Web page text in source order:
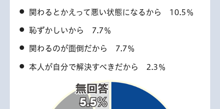
関わるとかえって悪い状態になるから 10.5％
恥ずかしいから 7.7％
関わるのが面倒だから 7.7％
本人が自分で解決すべきだから 2.3％